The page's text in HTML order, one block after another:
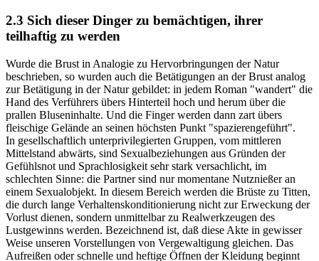
2.3 Sich dieser Dinger zu bemächtigen, ihrer
teilhaftig zu werden
Wurde die Brust in Analogie zu Hervorbringungen der Natur
beschrieben, so wurden auch die Betätigungen an der Brust analog
zur Betätigung in der Natur gebildet: in jedem Roman "wandert" die
Hand des Verführers übers Hinterteil hoch und herum über die
prallen Bluseninhalte. Und die Finger werden dann zart übers
fleischige Gelände an seinen höchsten Punkt "spazierengeführt".
In gesellschaftlich unterprivilegierten Gruppen, vom mittleren
Mittelstand abwärts, sind Sexualbeziehungen aus Gründen der
Gefühlsnot und Sprachlosigkeit sehr stark versachlicht, im
schlechten Sinne: die Partner sind nur momentane Nutznießer an
einem Sexualobjekt. In diesem Bereich werden die Brüste zu Titten,
die durch lange Verhaltenskonditionierung nicht zur Erweckung der
Vorlust dienen, sondern unmittelbar zu Realwerkzeugen des
Lustgewinns werden. Bezeichnend ist, daß diese Akte in gewisser
Weise unseren Vorstellungen von Vergewaltigung gleichen. Das
Aufreißen oder schnelle und heftige Öffnen der Kleidung beginnt